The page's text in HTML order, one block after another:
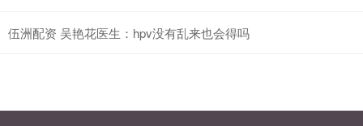
伍洲配资 吴艳花医生：hpv没有乱来也会得吗